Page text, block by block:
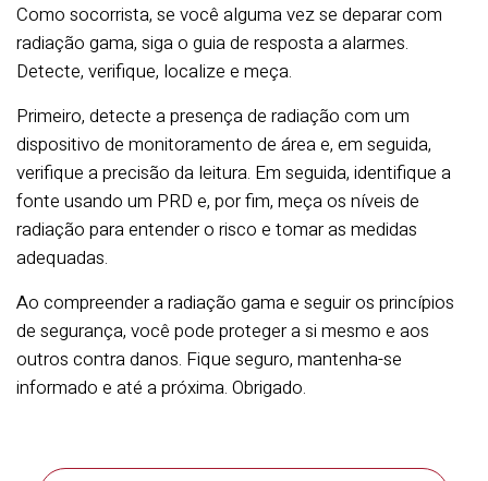
Como socorrista, se você alguma vez se deparar com
radiação gama, siga o guia de resposta a alarmes.
Detecte, verifique, localize e meça.
Primeiro, detecte a presença de radiação com um
dispositivo de monitoramento de área e, em seguida,
verifique a precisão da leitura. Em seguida, identifique a
fonte usando um PRD e, por fim, meça os níveis de
radiação para entender o risco e tomar as medidas
adequadas.
Ao compreender a radiação gama e seguir os princípios
de segurança, você pode proteger a si mesmo e aos
outros contra danos. Fique seguro, mantenha-se
informado e até a próxima. Obrigado.